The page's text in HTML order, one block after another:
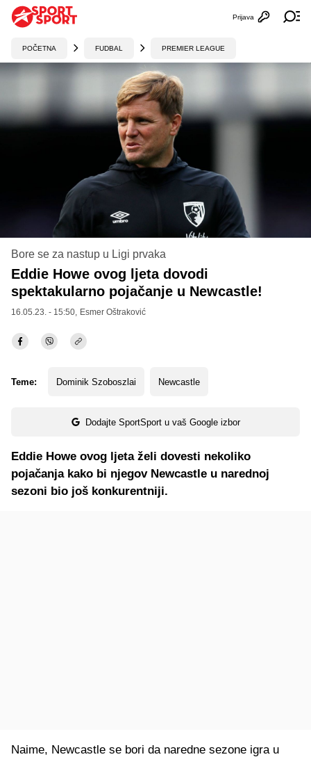
Otvori
Prijava
POČETNA FUDBAL PREMIER LEAGUE
Bore se za nastup u Ligi prvaka
Eddie Howe ovog ljeta dovodi
spektakularno pojačanje u Newcastle!
16.05.23. - 15:50, Esmer Oštraković
Teme: Dominik Szoboszlai Newcastle
Dodajte SportSport u vaš Google izbor
Eddie Howe ovog ljeta želi dovesti nekoliko
pojačanja kako bi njegov Newcastle u narednoj
sezoni bio još konkurentniji.
Naime, Newcastle se bori da naredne sezone igra u